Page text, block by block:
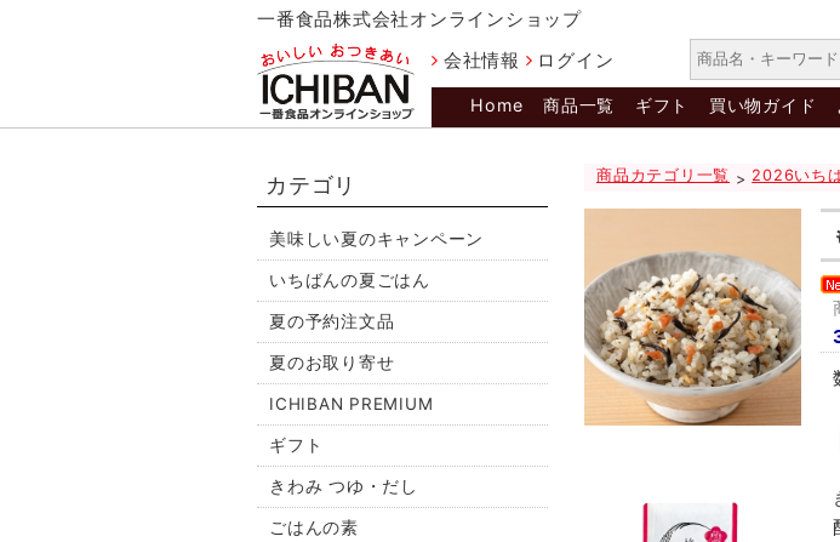
一番食品株式会社オンラインショップ
会社情報
ログイン
Home 商品一覧 ギフト 買い物ガイド
カテゴリ
美味しい夏のキャンペーン
いちばんの夏ごはん
夏の予約注文品
夏のお取り寄せ
ICHIBAN PREMIUM
ギフト
きわみ つゆ・だし
ごはんの素
商品カテゴリ一覧 >2026いち